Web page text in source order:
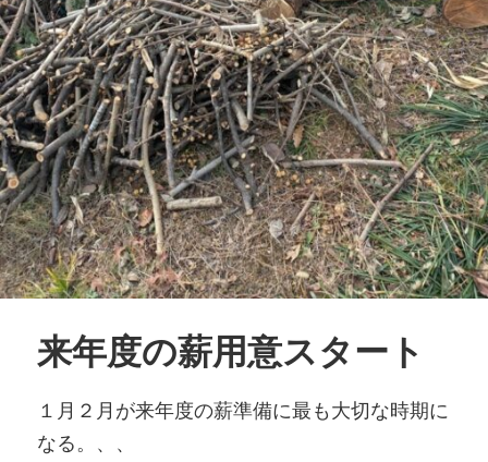
来年度の薪用意スタート
１月２月が来年度の薪準備に最も大切な時期に
なる。、、